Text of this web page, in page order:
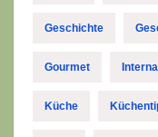
Geschichte
Gourmet
Küche